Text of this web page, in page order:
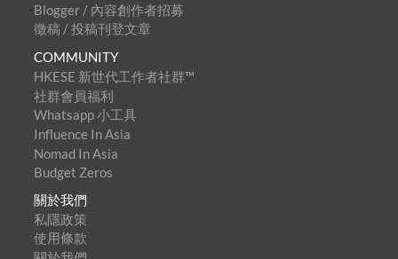
Blogger / 內容創作者招募
徵稿 / 投稿刊登文章
COMMUNITY
HKESE 新世代工作者社群™
社群會員福利
Whatsapp 小工具
Influence In Asia
Nomad In Asia
Budget Zeros
關於我們
私隱政策
使用條款